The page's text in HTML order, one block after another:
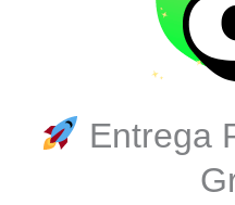
Entrega